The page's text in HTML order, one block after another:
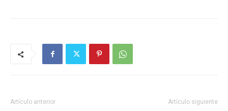
Artículo anterior Artículo siguiente